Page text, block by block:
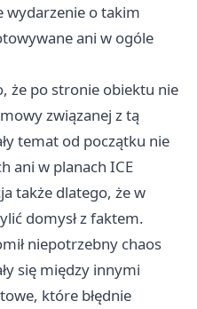
wydarzenie o takim
ani w ogóle
że po stronie obiektu nie
związanej z tą
temat od początku nie
ani w planach ICE
także dlatego, że w
domysł z faktem.
niepotrzebny chaos
się między innymi
które błędnie